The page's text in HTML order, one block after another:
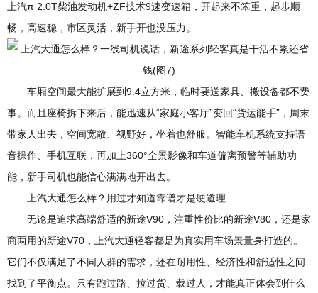
上汽π 2.0T柴油发动机+ZF技术9速变速箱，开起来不笨重，起步顺
畅，高速稳，市区灵活，新手开也没压力。
车厢空间最大能扩展到9.4立方米，临时要送家具、搬设备都不费
事。而且座椅拆下来后，能迅速从“家庭小客厅”变回“货运能手”，周末
带家人出去，空间宽敞、视野好，坐着也舒服。智能车机系统支持语
音操作、手机互联，再加上360°全景影像和车道偏离预警等辅助功
能，新手司机也能信心满满地开出去。
上汽大通怎么样？用过才知道靠谱才是硬道理
无论是追求高端舒适的新途V90，注重性价比的新途V80，还是家
商两用的新途V70，上汽大通轻客都是为真实用车场景量身打造的。
它们不仅满足了不同人群的需求，还在耐用性、经济性和舒适性之间
找到了平衡点。只有跑过路、拉过货、载过人，才能真正体会到什么